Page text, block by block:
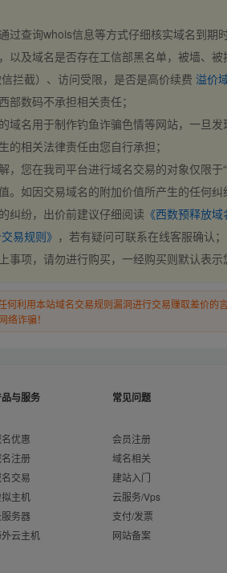
过查询whois信息等方式仔细核实域名到期
以及域名是否存在工信部黑名单，被墙、
拦截）、访问受限，是否是高价续费 溢价
部数码不承担相关责任；
域名用于制作钓鱼诈骗色情等网站，一旦
的相关法律责任由您自行承担；
，您在我司平台进行域名交易的对象仅限于
。如因交易域名的附加价值所产生的任何
纠纷，出价前建议仔细阅读 《西数预释放
易规则》 ，若有疑问可联系在线客服确认；
事项，请勿进行购买，一经购买则默认表
何利用本站域名交易规则漏洞进行交易赚取差价的
络诈骗！
与服务
优惠
注册
交易
拟主机
务器
外云主机
常见问题
会员注册
域名相关
建站入门
云服务/Vps
支付/发票
网站备案